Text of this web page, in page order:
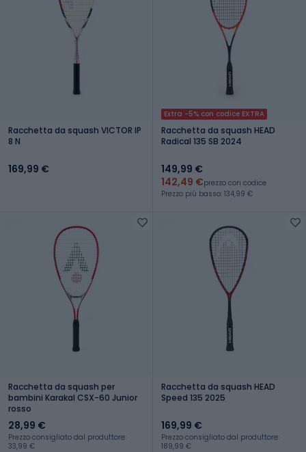
Racchetta da squash VICTOR IP
8 N
169,99 €
Extra -5% con codice EXTRA
Racchetta da squash HEAD
Radical 135 SB 2024
149,99 €
142,49 €prezzo con codice
Prezzo più basso: 134,99 €
Racchetta da squash per
bambini Karakal CSX-60 Junior
rosso
28,99 €
Prezzo consigliato dal produttore:
33,99 €
Racchetta da squash HEAD
Speed 135 2025
169,99 €
Prezzo consigliato dal produttore:
189,99 €